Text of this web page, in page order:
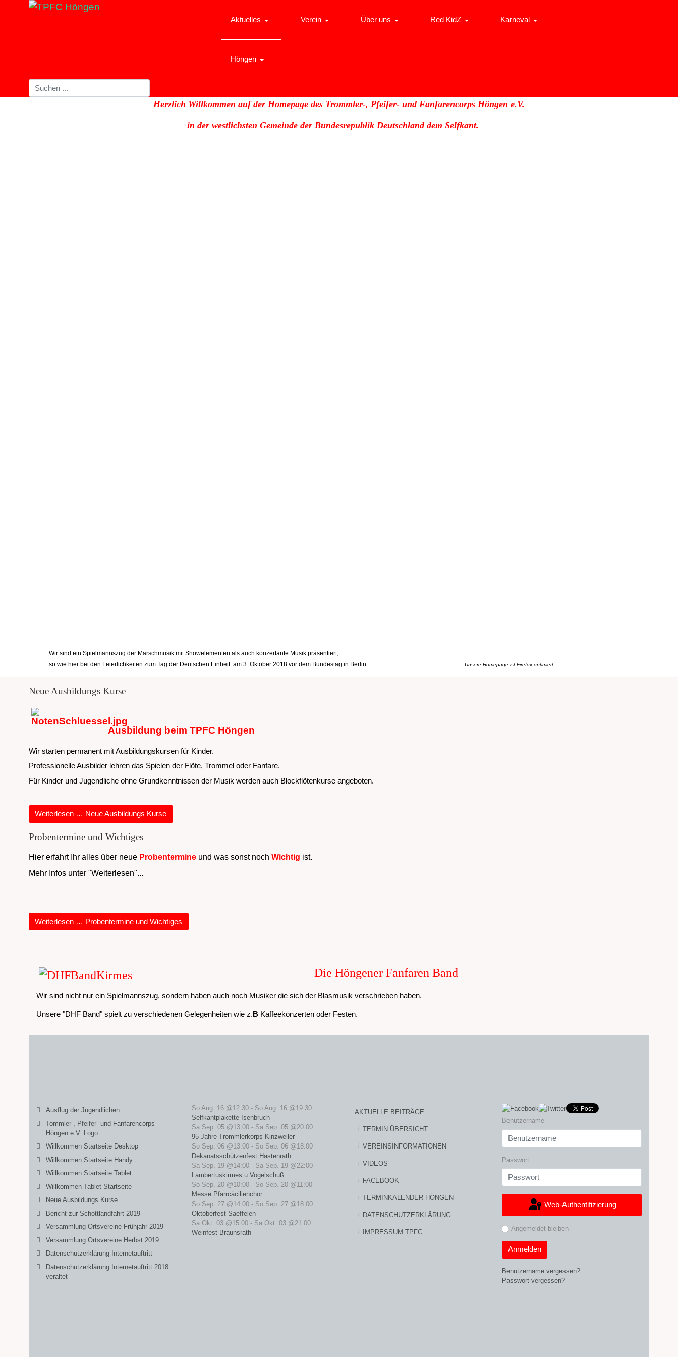
Aktuelles Verein Über uns Red KidZ Karneval
Höngen
Herzlich Willkommen auf der Homepage des Trommler-, Pfeifer- und Fanfarencorps Höngen e.V.
in der westlichsten Gemeinde der Bundesrepublik Deutschland dem Selfkant.
Wir sind ein Spielmannszug der Marschmusik mit Showelementen als auch konzertante Musik präsentiert,
so wie hier bei den Feierlichkeiten zum Tag der Deutschen Einheit am 3. Oktober 2018 vor dem Bundestag in Berlin
Unsere Homepage ist Firefox optimiert.
Neue Ausbildungs Kurse
Ausbildung beim TPFC Höngen
Wir starten permanent mit Ausbildungskursen für Kinder.
Professionelle Ausbilder lehren das Spielen der Flöte, Trommel oder Fanfare.
Für Kinder und Jugendliche ohne Grundkenntnissen der Musik werden auch Blockflötenkurse angeboten.
Weiterlesen … Neue Ausbildungs Kurse
Probentermine und Wichtiges
Hier erfahrt Ihr alles über neue Probentermine und was sonst noch Wichtig ist.
Mehr Infos unter "Weiterlesen"...
Weiterlesen … Probentermine und Wichtiges
Die Höngener Fanfaren Band
Wir sind nicht nur ein Spielmannszug, sondern haben auch noch Musiker die sich der Blasmusik verschrieben haben.
Unsere "DHF Band" spielt zu verschiedenen Gelegenheiten wie z.B Kaffeekonzerten oder Festen.
Ausflug der Jugendlichen
Tommler-, Pfeifer- und Fanfarencorps
Höngen e.V. Logo
Willkommen Startseite Desktop
Willkommen Startseite Handy
Willkommen Startseite Tablet
Willkommen Tablet Startseite
Neue Ausbildungs Kurse
Bericht zur Schottlandfahrt 2019
Versammlung Ortsvereine Frühjahr 2019
Versammlung Ortsvereine Herbst 2019
Datenschutzerklärung Internetauftritt
Datenschutzerklärung Internetauftritt 2018
veraltet
So Aug. 16 @12:30- So Aug. 16 @19:30
Selfkantplakette Isenbruch
Sa Sep. 05 @13:00- Sa Sep. 05 @20:00
95 Jahre Trommlerkorps Kinzweiler
So Sep. 06 @13:00- So Sep. 06 @18:00
Dekanatsschützenfest Hastenrath
Sa Sep. 19 @14:00- Sa Sep. 19 @22:00
Lambertuskirmes u Vogelschuß
So Sep. 20 @10:00- So Sep. 20 @11:00
Messe Pfarrcäcilienchor
So Sep. 27 @14:00- So Sep. 27 @18:00
Oktoberfest Saeffelen
Sa Okt. 03 @15:00- Sa Okt. 03 @21:00
Weinfest Braunsrath
AKTUELLE BEITRÄGE
TERMIN ÜBERSICHT
VEREINSINFORMATIONEN
VIDEOS
FACEBOOK
TERMINKALENDER HÖNGEN
DATENSCHUTZERKLÄRUNG
IMPRESSUM TPFC
Benutzername
Passwort
Web-Authentifizierung
Angemeldet bleiben
Anmelden
Benutzername vergessen?
Passwort vergessen?